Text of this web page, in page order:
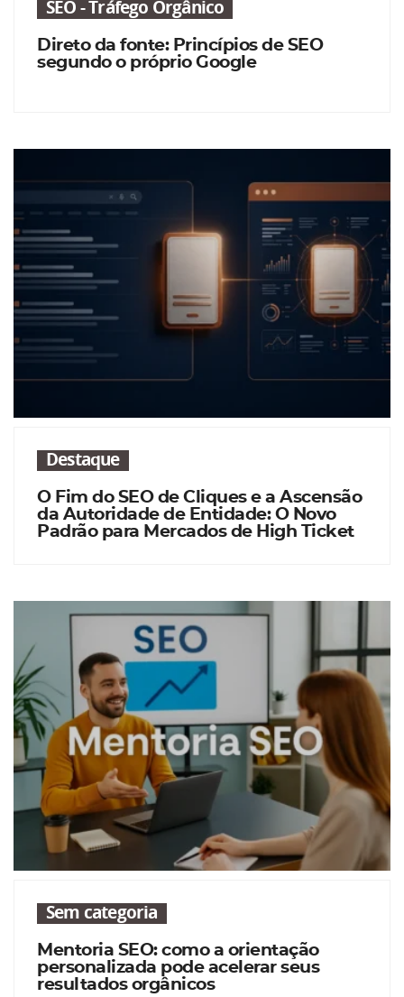
SEO - Tráfego Orgânico
Direto da fonte: Princípios de SEO
segundo o próprio Google
Destaque
O Fim do SEO de Cliques e a Ascensão
da Autoridade de Entidade: O Novo
Padrão para Mercados de High Ticket
Sem categoria
Mentoria SEO: como a orientação
personalizada pode acelerar seus
resultados orgânicos